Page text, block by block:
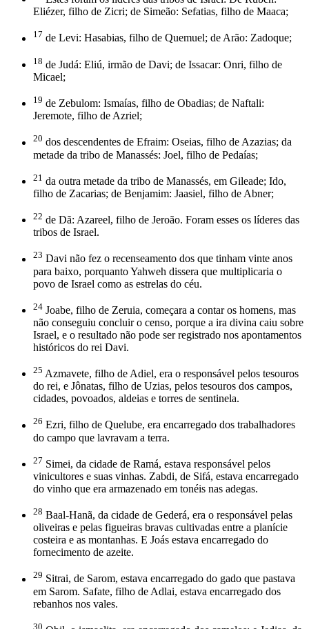
Eliézer, filho de Zicri; de Simeão: Sefatias, filho de Maaca;
17 de Levi: Hasabias, filho de Quemuel; de Arão: Zadoque;
18 de Judá: Eliú, irmão de Davi; de Issacar: Onri, filho de
Micael;
19 de Zebulom: Ismaías, filho de Obadias; de Naftali:
Jeremote, filho de Azriel;
20 dos descendentes de Efraim: Oseias, filho de Azazias; da
metade da tribo de Manassés: Joel, filho de Pedaías;
21 da outra metade da tribo de Manassés, em Gileade; Ido,
filho de Zacarias; de Benjamim: Jaasiel, filho de Abner;
22 de Dã: Azareel, filho de Jeroão. Foram esses os líderes das
tribos de Israel.
23 Davi não fez o recenseamento dos que tinham vinte anos
para baixo, porquanto Yahweh dissera que multiplicaria o
povo de Israel como as estrelas do céu.
24 Joabe, filho de Zeruia, começara a contar os homens, mas
não conseguiu concluir o censo, porque a ira divina caiu sobre
Israel, e o resultado não pode ser registrado nos apontamentos
históricos do rei Davi.
25 Azmavete, filho de Adiel, era o responsável pelos tesouros
do rei, e Jônatas, filho de Uzias, pelos tesouros dos campos,
cidades, povoados, aldeias e torres de sentinela.
26 Ezri, filho de Quelube, era encarregado dos trabalhadores
do campo que lavravam a terra.
27 Simei, da cidade de Ramá, estava responsável pelos
vinicultores e suas vinhas. Zabdi, de Sifá, estava encarregado
do vinho que era armazenado em tonéis nas adegas.
28 Baal-Hanã, da cidade de Gederá, era o responsável pelas
oliveiras e pelas figueiras bravas cultivadas entre a planície
costeira e as montanhas. E Joás estava encarregado do
fornecimento de azeite.
29 Sitrai, de Sarom, estava encarregado do gado que pastava
em Sarom. Safate, filho de Adlai, estava encarregado dos
rebanhos nos vales.
30